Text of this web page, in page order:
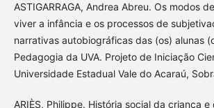
ASTIGARRAGA, Andrea Abreu. Os modos
viver a infância e os processos de
narrativas autobiográficas das (os) alunas
Pedagogia da UVA. Projeto de Iniciação
Universidade Estadual Vale do Acaraú,
ARIÈS, Philippe. História social da criança e